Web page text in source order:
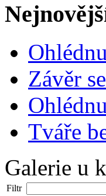
Závěr
Tváře
Galerie u
Filtr